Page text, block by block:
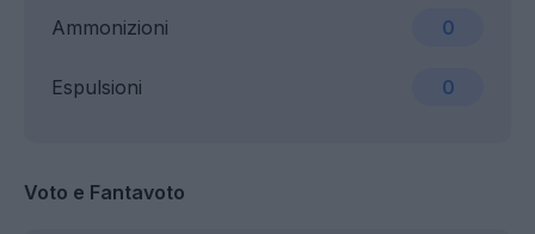
Ammonizioni 0
Espulsioni 0
Voto e Fantavoto